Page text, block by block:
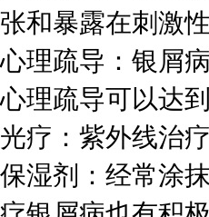
张和暴露在刺激性
心理疏导：银屑
心理疏导可以达
光疗：紫外线治
保湿剂：经常涂